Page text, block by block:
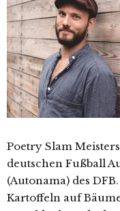
Poetry Slam
deutschen Fußball
(Autonama) des
Kartoffeln auf